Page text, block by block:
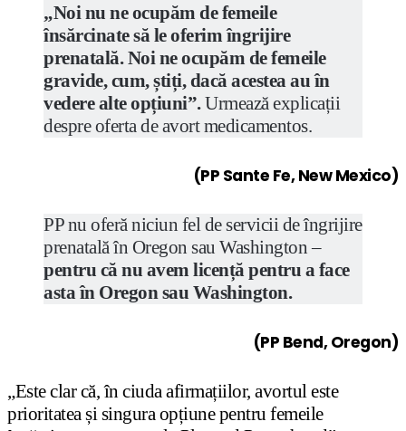
„Noi nu ne ocupăm de femeile
însărcinate să le oferim îngrijire
prenatală. Noi ne ocupăm de femeile
gravide, cum, știți, dacă acestea au în
vedere alte opțiuni”.Urmează explicații
despre oferta de avort medicamentos.
(PP Sante Fe, New Mexico)
PP nu oferă niciun fel de servicii de îngrijire
prenatală în Oregon sau Washington –
pentru că nu avem licență pentru a face
asta în Oregon sau Washington.
(PP Bend, Oregon)
„Este clar că, în ciuda afirmațiilor, avortul este
prioritatea și singura opțiune pentru femeile